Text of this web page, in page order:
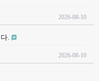
2026-08-10
.
2026-08-10